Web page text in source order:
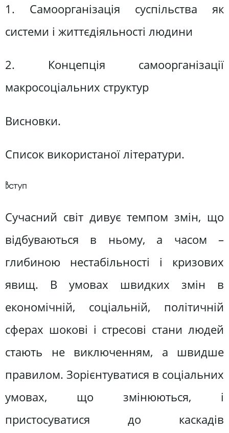
1. Самоорганізація суспільства як
системи і життєдіяльності людини
2. Концепція самоорганізації
макросоціальних структур
Висновки.
Список використаної літератури.
Вступ
Сучасний світ дивує темпом змін, що
відбуваються в ньому, а часом –
глибиною нестабільності і кризових
явищ. В умовах швидких змін в
економічній, соціальній, політичній
сферах шокові і стресові стани людей
стають не виключенням, а швидше
правилом. Зорієнтуватися в соціальних
умовах, що змінюються, і
пристосуватися до каскадів